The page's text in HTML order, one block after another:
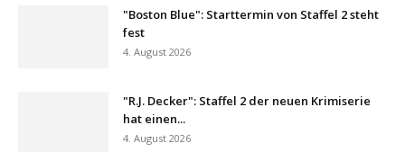
"Boston Blue": Starttermin von Staffel 2 steht
fest
4. August 2026
"R.J. Decker": Staffel 2 der neuen Krimiserie
hat einen...
4. August 2026